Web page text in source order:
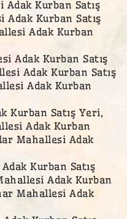
Adak Kurban Satış
Adak Kurban Satış
Adak Kurban
Adak Kurban Satış
Adak Kurban Satış
Adak Kurban
Kurban Satış Yeri,
Adak Kurban
Mahallesi Adak
Kurban Satış
Adak Kurban
Mahallesi Adak